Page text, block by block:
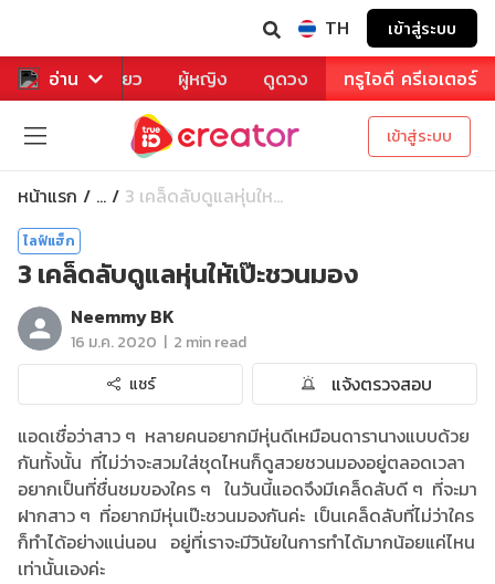
TH เข้าสู่ระบบ
อ่าน
หาร ท่องเที่ยว ผู้หญิง ดูดวง ทรูไอดี ครีเอเตอร์
เข้าสู่ระบบ
หน้าแรก ... 3 เคล็ดลับดูแลหุ่นให...
ไลฟ์แฮ็ก
3 เคล็ดลับดูแลหุ่นให้เป๊ะชวนมอง
Neemmy BK
16 ม.ค. 2020 | 2 min read
แชร์
แจ้งตรวจสอบ
แอดเชื่อว่าสาว ๆ หลายคนอยากมีหุ่นดีเหมือนดารานางแบบด้วย
กันทั้งนั้น ที่ไม่ว่าจะสวมใส่ชุดไหนก็ดูสวยชวนมองอยู่ตลอดเวลา
อยากเป็นที่ชื่นชมของใคร ๆ ในวันนี้แอดจึงมีเคล็ดลับดี ๆ ที่จะมา
ฝากสาว ๆ ที่อยากมีหุ่นเป๊ะชวนมองกันค่ะ เป็นเคล็ดลับที่ไม่ว่าใคร
ก็ทำได้อย่างแน่นอน อยู่ที่เราจะมีวินัยในการทำได้มากน้อยแค่ไหน
เท่านั้นเองค่ะ